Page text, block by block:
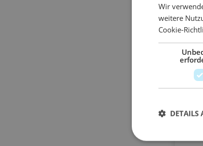
124,40
1 Pal.
ab
Wir
weitere
Cookie-
DETAILS